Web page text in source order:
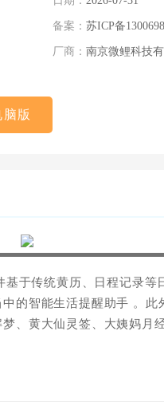
备案： 苏ICP备
厂商： 南京微鲤科技
版
于传统黄历、日程记录等
的智能生活提醒助手 。此
、黄大仙灵签、大姨妈月